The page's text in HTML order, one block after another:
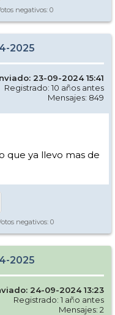
negativos: 0
2025
23-09-2024 15:41
Registrado: 10 años antes
Mensajes: 849
que ya llevo mas de
negativos: 0
2025
24-09-2024 13:23
Registrado: 1 año antes
Mensajes: 2